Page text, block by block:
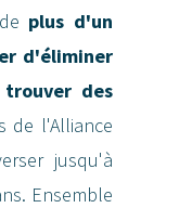
plus d'un
d'éliminer
des
de l'Alliance
jusqu'à
Ensemble